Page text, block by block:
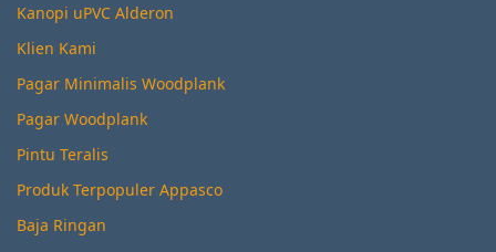
Kanopi uPVC Alderon
Klien Kami
Pagar Minimalis Woodplank
Pagar Woodplank
Pintu Teralis
Produk Terpopuler Appasco
Baja Ringan